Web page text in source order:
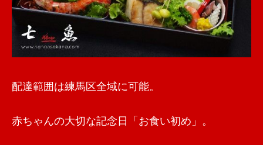
配達範囲は練馬区全域に可能。
赤ちゃんの大切な記念日「お食い初め」。